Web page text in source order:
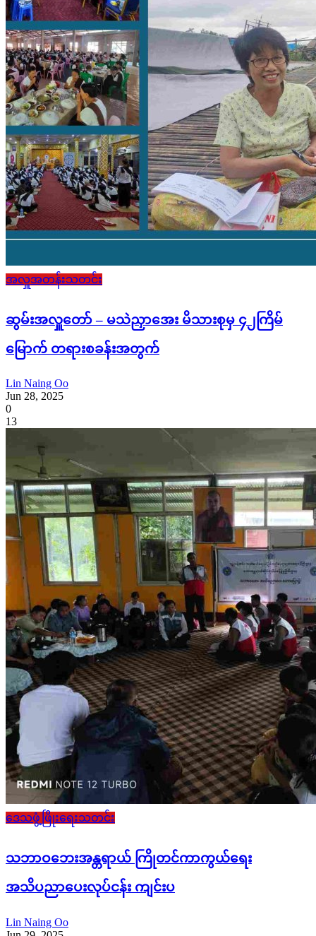
အလှူအတန်းသတင်း
ဆွမ်းအလှူတော် – မသဲညှာအေး မိသားစုမှ ၄၂ကြိမ်
မြောက် တရားစခန်းအတွက်
Lin Naing Oo
Jun 28, 2025
0
13
ဒေသဖွံ့ဖြိုးရေးသတင်း
သဘာဝဘေးအန္တရာယ် ကြိုတင်ကာကွယ်ရေး
အသိပညာပေးလုပ်ငန်း ကျင်းပ
Lin Naing Oo